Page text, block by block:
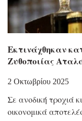
Εκτινάχθηκαν
Ζυθοποιίας
2 Οκτωβρίου 2025
Σε ανοδική τροχιά
οικονομικά